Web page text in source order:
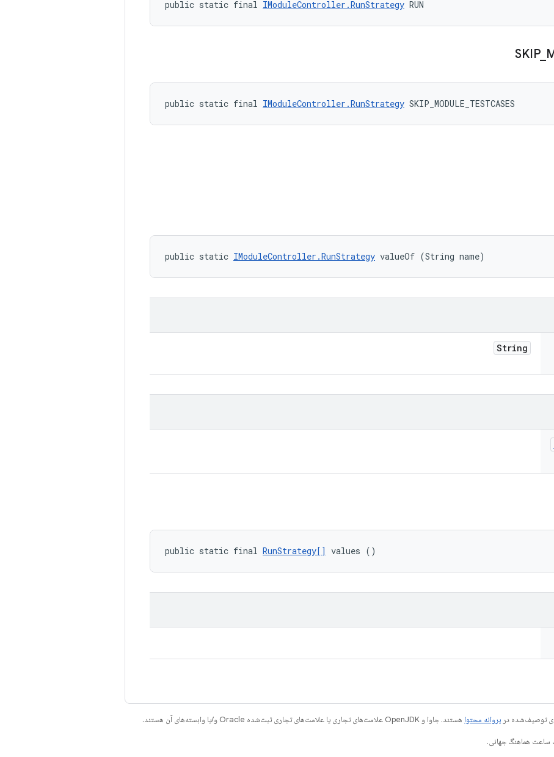
public static final IModuleController.RunStrategy RUN
SKIP_
public static final IModuleController.RunStrategy SKIP_MODULE_TESTCASES
public static IModuleController.RunStrategy valueOf (String name)
String
public static final RunStrategy[] values ()
توصیف‌شده در پروانه محتوا هستند. جاوا و OpenJDK علامت‌های تجاری یا علامت‌های تجاری ثبت‌شده Oracle و/یا وابسته‌های آن هستند.